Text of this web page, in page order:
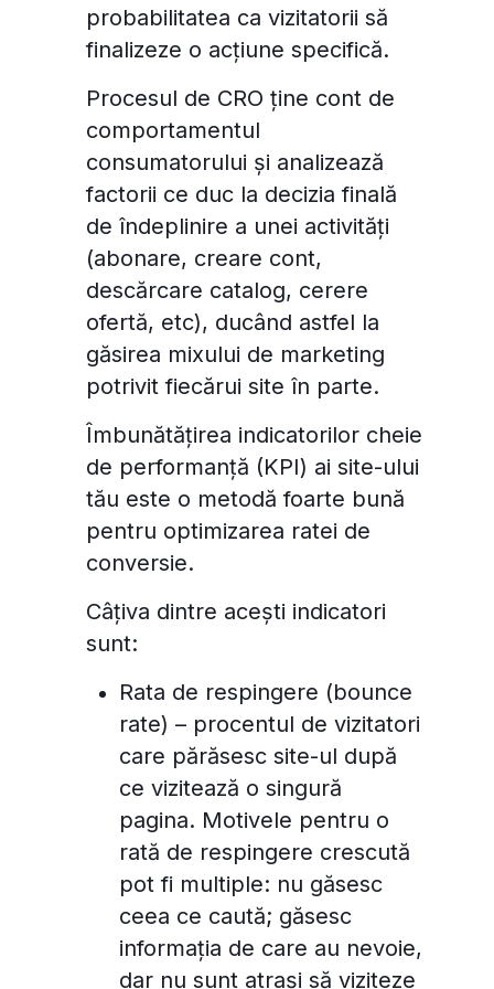
probabilitatea ca vizitatorii să
finalizeze o acțiune specifică.
Procesul de CRO ține cont de
comportamentul
consumatorului și analizează
factorii ce duc la decizia finală
de îndeplinire a unei activități
(abonare, creare cont,
descărcare catalog, cerere
ofertă, etc), ducând astfel la
găsirea mixului de marketing
potrivit fiecărui site în parte.
Îmbunătățirea indicatorilor cheie
de performanță (KPI) ai site-ului
tău este o metodă foarte bună
pentru optimizarea ratei de
conversie.
Câțiva dintre acești indicatori
sunt:
Rata de respingere (bounce
rate) – procentul de vizitatori
care părăsesc site-ul după
ce vizitează o singură
pagina. Motivele pentru o
rată de respingere crescută
pot fi multiple: nu găsesc
ceea ce caută; găsesc
informația de care au nevoie,
dar nu sunt atrași să viziteze